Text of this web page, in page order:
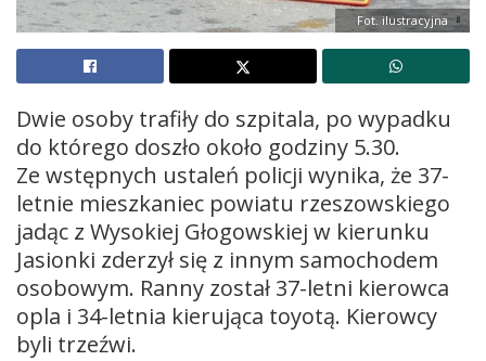
Fot. ilustracyjna
Dwie osoby trafiły do szpitala, po wypadku
do którego doszło około godziny 5.30.
Ze wstępnych ustaleń policji wynika, że 37-
letnie mieszkaniec powiatu rzeszowskiego
jadąc z Wysokiej Głogowskiej w kierunku
Jasionki zderzył się z innym samochodem
osobowym. Ranny został 37-letni kierowca
opla i 34-letnia kierująca toyotą. Kierowcy
byli trzeźwi.